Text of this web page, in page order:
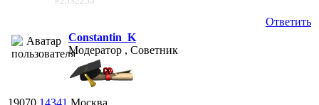
Ответить
Constantin_K
Модератор , Советник
19070 14341 Москва